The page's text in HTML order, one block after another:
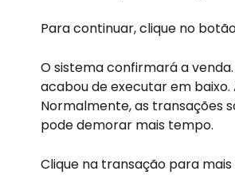
Para continuar, clique no
O sistema confirmará a
acabou de executar em
Normalmente, as transações
pode demorar mais tempo.
Clique na transação para